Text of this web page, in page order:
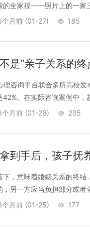
的全家福——照片上的一家
个月前 (01-27) 185
是“亲子关系的
咨询平台联合多所高校
42%。在实际咨询案例中
个月前 (01-26) 235
到手后，孩子抚
下，意味着婚姻关系的终
，另一方应当负担部分或
个月前 (01-25) 177